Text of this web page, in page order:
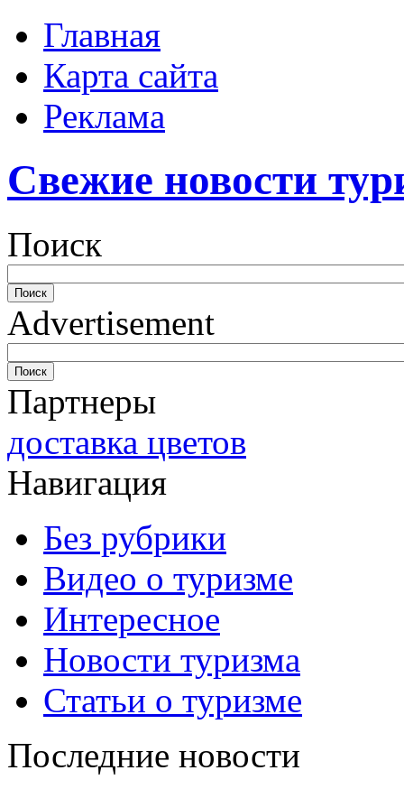
Главная
Карта сайта
Реклама
Свежие новости
Поиск
Advertisement
Партнеры
доставка цветов
Навигация
Без рубрики
Видео о туризме
Интересное
Новости туризма
Статьи о туризме
Последние новости